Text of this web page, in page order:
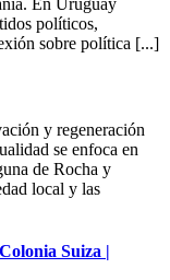
En Uruguay
políticos,
sobre política [...]
y regeneración
se enfoca en
de Rocha y
local y las
Suiza |